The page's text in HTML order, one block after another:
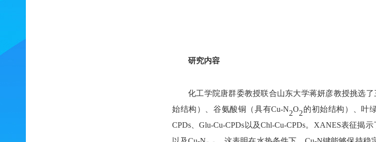
研究内容
化工学院唐群委教授联合山东大学蒋妍彦教授挑选了
始结构）、谷氨酸铜（具有Cu-N2O2的初始结构）、叶
CPDs 、Glu-Cu-CPDs 以及Chl-Cu-CPDs。 XANES表征揭示